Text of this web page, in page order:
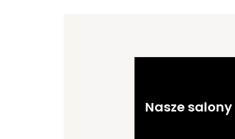
Nasze salony